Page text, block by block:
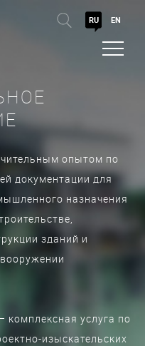
RU EN
опытом по
документации для
назначения
зданий и
комплексная услуга по
изыскательских